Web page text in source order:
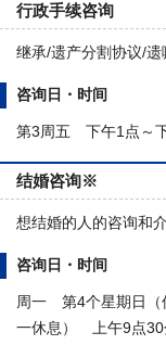
行政手续咨询
继承/遗产分割协议/
咨询日・时间
第3周五 下午1点～
结婚咨询※
想结婚的人的咨询和
咨询日・时间
周一 第4个星期日（
一休息） 上午9点30